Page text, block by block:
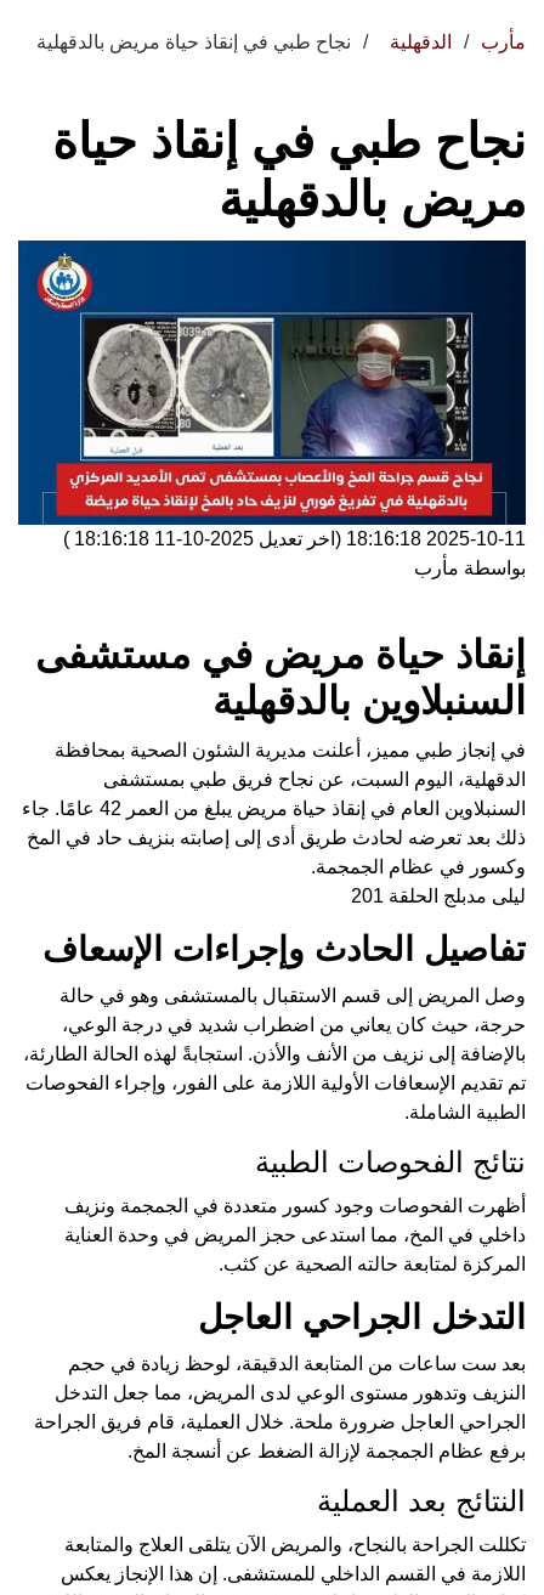
مأرب الدقهلية نجاح طبي في إنقاذ حياة مريض بالدقهلية
نجاح طبي في إنقاذ حياة
مريض بالدقهلية
2025-10-11 18:16:18 (اخر تعديل 2025-10-11 18:16:18
)
بواسطة مأرب
إنقاذ حياة مريض في مستشفى
السنبلاوين بالدقهلية
في إنجاز طبي مميز، أعلنت مديرية الشئون الصحية بمحافظة
الدقهلية، اليوم السبت، عن نجاح فريق طبي بمستشفى
السنبلاوين العام في إنقاذ حياة مريض يبلغ من العمر 42 عامًا. جاء
ذلك بعد تعرضه لحادث طريق أدى إلى إصابته بنزيف حاد في المخ
وكسور في عظام الجمجمة.
ليلى مدبلج الحلقة 201
تفاصيل الحادث وإجراءات الإسعاف
وصل المريض إلى قسم الاستقبال بالمستشفى وهو في حالة
حرجة، حيث كان يعاني من اضطراب شديد في درجة الوعي،
بالإضافة إلى نزيف من الأنف والأذن. استجابةً لهذه الحالة الطارئة،
تم تقديم الإسعافات الأولية اللازمة على الفور، وإجراء الفحوصات
الطبية الشاملة.
نتائج الفحوصات الطبية
أظهرت الفحوصات وجود كسور متعددة في الجمجمة ونزيف
داخلي في المخ، مما استدعى حجز المريض في وحدة العناية
المركزة لمتابعة حالته الصحية عن كثب.
التدخل الجراحي العاجل
بعد ست ساعات من المتابعة الدقيقة، لوحظ زيادة في حجم
النزيف وتدهور مستوى الوعي لدى المريض، مما جعل التدخل
الجراحي العاجل ضرورة ملحة. خلال العملية، قام فريق الجراحة
برفع عظام الجمجمة لإزالة الضغط عن أنسجة المخ.
النتائج بعد العملية
تكللت الجراحة بالنجاح، والمريض الآن يتلقى العلاج والمتابعة
اللازمة في القسم الداخلي للمستشفى. إن هذا الإنجاز يعكس